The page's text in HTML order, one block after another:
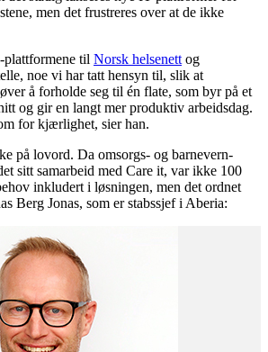
men det frustreres over at de ikke
plattformene til Norsk helsenett og
noe vi har tatt hensyn til, slik at
å forholde seg til én flate, som byr på et
og gir en langt mer produktiv arbeidsdag.
for kjærlighet, sier han.
på lovord. Da omsorgs- og barnevern-
sitt samarbeid med Care it, var ikke 100
inkludert i løsningen, men det ordnet
Berg Jonas, som er stabssjef i Aberia: